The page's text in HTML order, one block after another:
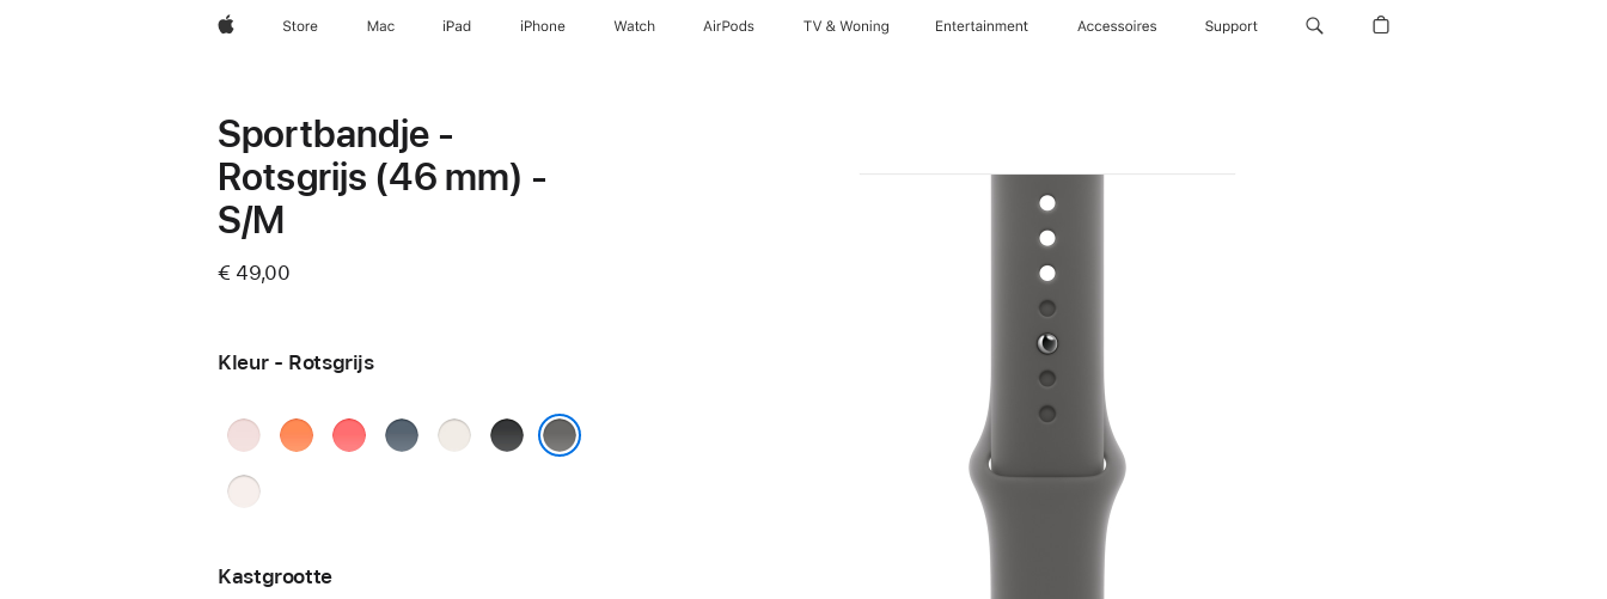
AppleStore Mac iPad iPhone Watch AirPods TV & Woning Entertainment Accessoires Support
Sportbandje -
Rotsgrijs (46 mm) -
S/M
€ 49,00
Kleur - Rotsgrijs
ZachtrozeMandarijnGuaverozeAnkerblauwSterrenlicht
Zwart
Rosé
Kastgrootte